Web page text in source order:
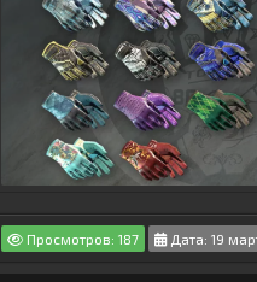
Просмотров: 187 Дата: 19